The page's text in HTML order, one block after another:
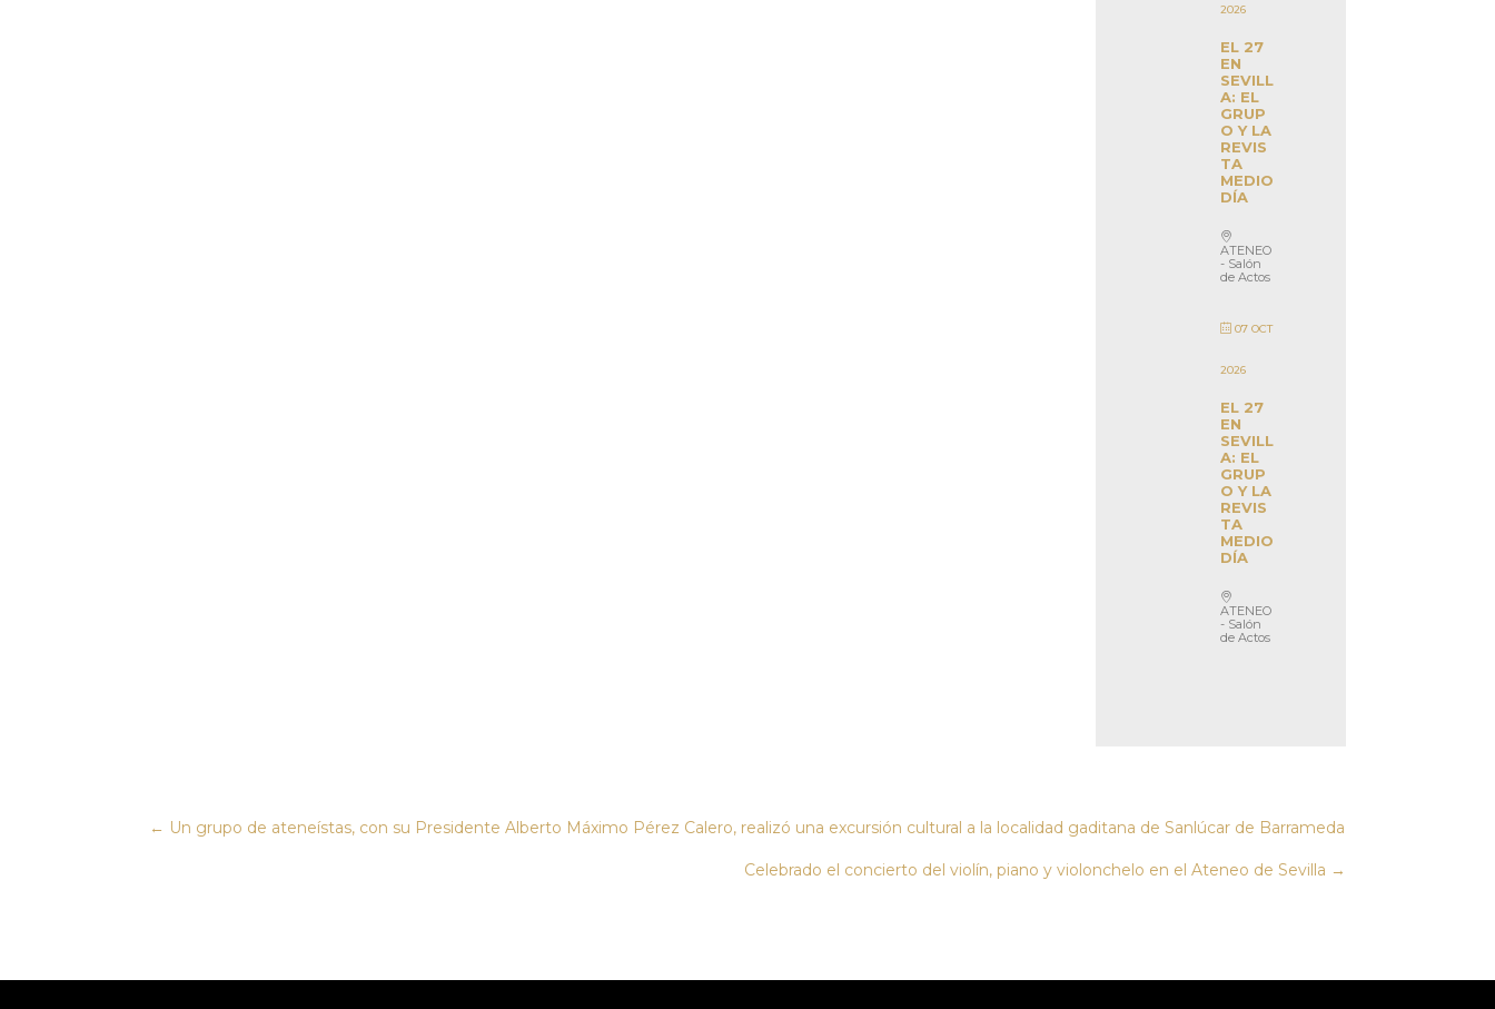
2026
EL 27
EN
SEVILL
A: EL
GRUP
O Y LA
REVIS
TA
MEDIO
DÍA
ATENEO
- Salón
de Actos
07 OCT
2026
EL 27
EN
SEVILL
A: EL
GRUP
O Y LA
REVIS
TA
MEDIO
DÍA
ATENEO
- Salón
de Actos
← Un grupo de ateneístas, con su Presidente Alberto Máximo Pérez Calero, realizó una excursión cultural a la localidad gaditana de Sanlúcar de Barrameda
Celebrado el concierto del violín, piano y violonchelo en el Ateneo de Sevilla →